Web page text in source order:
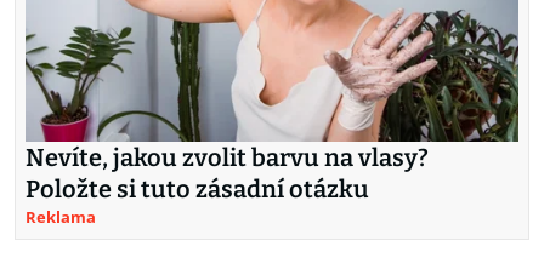
Nevíte, jakou zvolit barvu na vlasy?
Položte si tuto zásadní otázku
Reklama